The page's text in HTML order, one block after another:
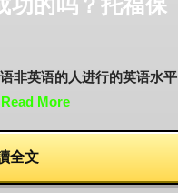
非英语的人进行的英语水平
Read More
全文